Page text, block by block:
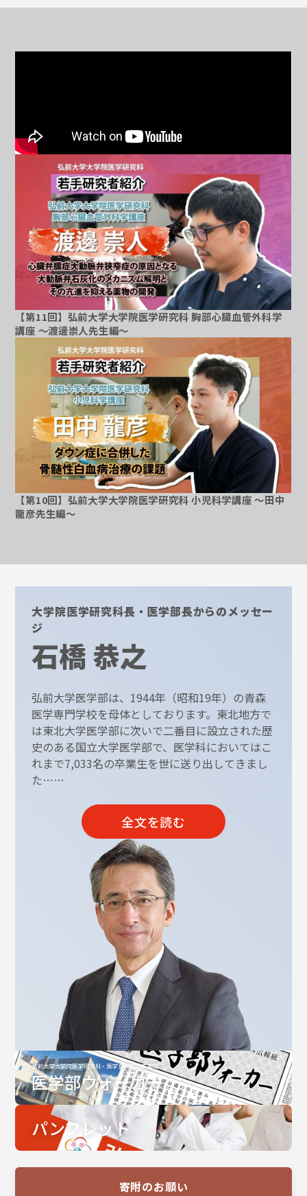
【第11回】弘前大学大学院医学研究科 胸部心臓血管外科学
講座 ～渡邊崇人先生編～
【第10回】弘前大学大学院医学研究科 小児科学講座 ～田中
龍彦先生編～
大学院医学研究科長・医学部長からのメッセー
ジ
石橋 恭之
弘前大学医学部は、1944年（昭和19年）の青森
医学専門学校を母体としております。東北地方で
は東北大学医学部に次いで二番目に設立された歴
史のある国立大学医学部で、医学科においてはこ
れまで7,033名の卒業生を世に送り出してきまし
た……
全文を読む
弘前大学大学院医学研究科・医学部医学科広報誌
医学部ウォーカー
パンフレット
寄附のお願い